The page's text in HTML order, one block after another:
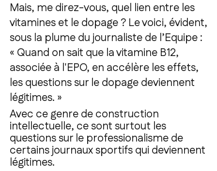
Mais, me direz-vous, quel lien entre les
vitamines et le dopage ? Le voici, évident,
sous la plume du journaliste de l’Equipe :
« Quand on sait que la vitamine B12,
associée à l'EPO, en accélère les effets,
les questions sur le dopage deviennent
légitimes. »
Avec ce genre de construction
intellectuelle, ce sont surtout les
questions sur le professionalisme de
certains journaux sportifs qui deviennent
légitimes.